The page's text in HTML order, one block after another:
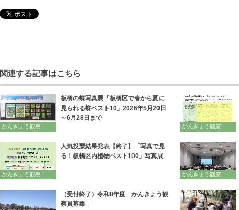
関連する記事はこちら
かんきょう観察
板橋の蝶写真展「板橋区で春から夏に
見られる蝶ベスト10」2026年5月20日
～6月28日まで
かんきょう観察
かんきょう観察
人気投票結果発表【終了】「写真で見
る！板橋区内植物ベスト100」写真展
かんきょう観察
（受付終了）令和8年度 かんきょう観
察員募集